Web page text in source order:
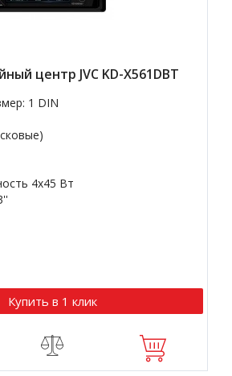
центр JVC KD-X561DBT
1 DIN
4х45 Вт
Купить в 1 клик